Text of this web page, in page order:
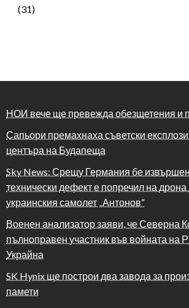
(31)
НОИ вече ще превежда обезщетения и
Сапьори премахнаха съветски
центъра на Будапеща
Sky News: Срещу Германия бе
технически дефект е попречил на
украинския самолет „Антонов“
Военен анализатор заяви, че Северна
пълноправен участник във войната на
Украйна
SK Hynix ще построи два завода за
памети